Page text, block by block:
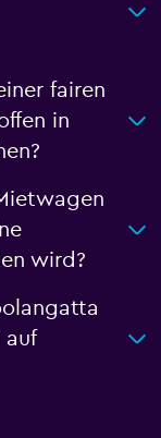
fairen
in
wird?
auf